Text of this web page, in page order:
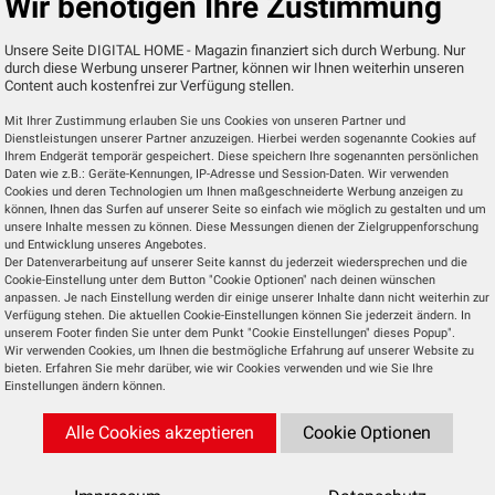
Nord und Süd getrennte Digitalradio-Plattformen
ein überregionales Privatradio-Bouquet mit
Baden-Württemberg für Frauen auch ein
diskutiert seit einiger Zeit über Möglichkeiten,
und nicht-kommerzielle Sender auf DAB+
sind drei oder vier Digitalradio-Plattformen zu
Multiplex, unter anderem mit vier
und BR24 live). Darüber hinaus sendet der BR auf
von Bayern 1 und 2 auch vier
und Mittelfranken auch lokale Privatradios
ausweiten und auch Lücken im eigenen
Unsere Seite DIGITAL HOME - Magazin finanziert sich durch Werbung. Nur
durch diese Werbung unserer Partner, können wir Ihnen weiterhin unseren
Content auch kostenfrei zur Verfügung stellen.
Mit Ihrer Zustimmung erlauben Sie uns Cookies von unseren Partner und
Dienstleistungen unserer Partner anzuzeigen. Hierbei werden sogenannte Cookies auf
Ihrem Endgerät temporär gespeichert. Diese speichern Ihre sogenannten persönlichen
Daten wie z.B.: Geräte-Kennungen, IP-Adresse und Session-Daten. Wir verwenden
Cookies und deren Technologien um Ihnen maßgeschneiderte Werbung anzeigen zu
können, Ihnen das Surfen auf unserer Seite so einfach wie möglich zu gestalten und um
unsere Inhalte messen zu können. Diese Messungen dienen der Zielgruppenforschung
und Entwicklung unseres Angebotes.
Der Datenverarbeitung auf unserer Seite kannst du jederzeit wiedersprechen und die
Cookie-Einstellung unter dem Button "Cookie Optionen" nach deinen wünschen
anpassen. Je nach Einstellung werden dir einige unserer Inhalte dann nicht weiterhin zur
Verfügung stehen. Die aktuellen Cookie-Einstellungen können Sie jederzeit ändern. In
unserem Footer finden Sie unter dem Punkt "Cookie Einstellungen" dieses Popup".
Wir verwenden Cookies, um Ihnen die bestmögliche Erfahrung auf unserer Website zu
bieten. Erfahren Sie mehr darüber, wie wir Cookies verwenden und wie Sie Ihre
Einstellungen ändern können.
Alle Cookies akzeptieren Cookie Optionen